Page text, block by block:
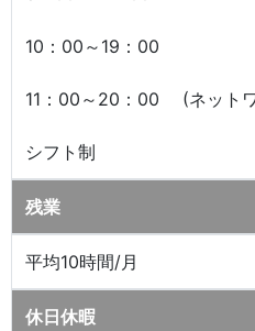
10：00～19：00
11：00～20：00 (ネットワ
シフト制
残業
平均10時間/月
休日休暇